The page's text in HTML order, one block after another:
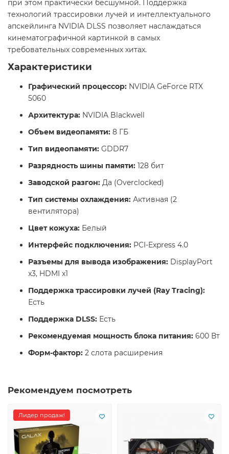
при этом практически бесшумной. Поддержка
технологий трассировки лучей и интеллектуального
апскейлинга NVIDIA DLSS позволяет наслаждаться
кинематографичной картинкой в самых
требовательных современных хитах.
Характеристики
Графический процессор: NVIDIA GeForce RTX
5060
Архитектура: NVIDIA Blackwell
Объем видеопамяти: 8 ГБ
Тип видеопамяти: GDDR7
Разрядность шины памяти: 128 бит
Заводской разгон: Да (Overclocked)
Тип системы охлаждения: Активная (2
вентилятора)
Цвет кожуха: Белый
Интерфейс подключения: PCI-Express 4.0
Разъемы для вывода изображения: DisplayPort
x3, HDMI x1
Поддержка трассировки лучей (Ray Tracing):
Есть
Поддержка DLSS: Есть
Рекомендуемая мощность блока питания: 600 Вт
Форм-фактор: 2 слота расширения
Рекомендуем посмотреть
Лидер продаж!